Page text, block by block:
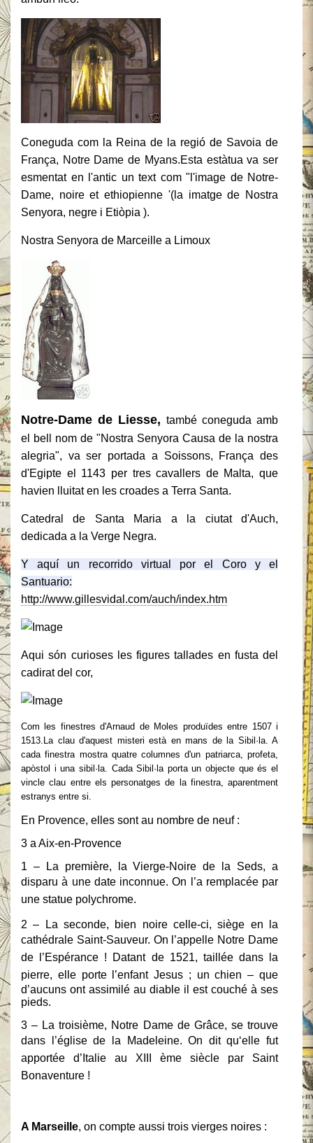
Coneguda com la Reina de la regió de Savoia de
França, Notre Dame de Myans.Esta estàtua va ser
esmentat en l'antic un text com "l'image de Notre-
Dame, noire et ethiopienne '(la imatge de Nostra
Senyora, negre i Etiòpia ).
Nostra Senyora de Marceille a Limoux
Notre-Dame de Liesse, també coneguda amb
el bell nom de "Nostra Senyora Causa de la nostra
alegria", va ser portada a Soissons, França des
d'Egipte el 1143 per tres cavallers de Malta, que
havien lluitat en les croades a Terra Santa.
Catedral de Santa Maria a la ciutat d'Auch,
dedicada a la Verge Negra.
Y aquí un recorrido virtual por el Coro y el
Santuario:
http://www.gillesvidal.com/auch/index.htm
Aqui són curioses les figures tallades en fusta del
cadirat del cor,
Com les finestres d'Arnaud de Moles produïdes entre 1507 i
1513.La clau d'aquest misteri està en mans de la Sibil·la. A
cada finestra mostra quatre columnes d'un patriarca, profeta,
apòstol i una sibil·la. Cada Sibil·la porta un objecte que és el
vincle clau entre els personatges de la finestra, aparentment
estranys entre si.
En Provence, elles sont au nombre de neuf :
3 a Aix-en-Provence
1 – La première, la Vierge-Noire de la Seds, a
disparu à une date inconnue. On l’a remplacée par
une statue polychrome.
2 – La seconde, bien noire celle-ci, siège en la
cathédrale Saint-Sauveur. On l’appelle Notre Dame
de l’Espérance ! Datant de 1521, taillée dans la
pierre, elle porte l’enfantJesus ; un chien – que
d’aucuns ont assimilé au diable il est couché à ses
pieds.
3 – La troisième, Notre Dame de Grâce, se trouve
dans l’église de la Madeleine. On dit qu‘elle fut
apportée d’Italie au XIII ème siècle par Saint
Bonaventure !
A Marseille, on compte aussi trois vierges noires :